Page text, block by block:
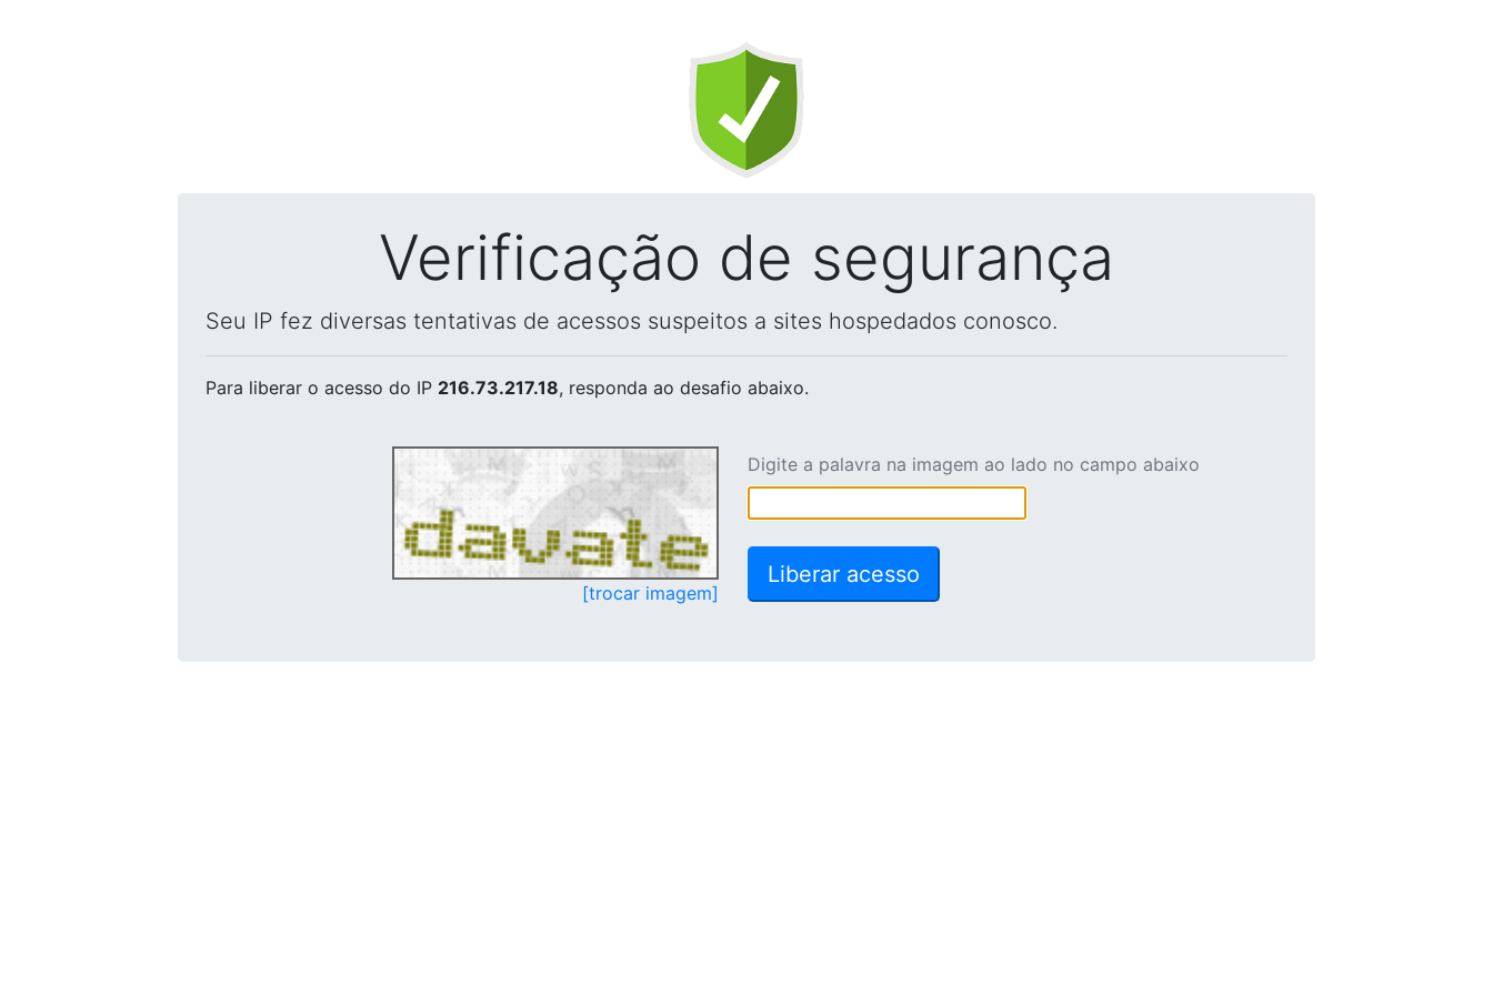
Verificação de segurança
Seu IP fez diversas tentativas de acessos suspeitos a sites hospedados conosco.
Para liberar o acesso do IP 216.73.217.18, responda ao desafio abaixo.
[trocar imagem]
Digite a palavra na imagem ao lado no campo abaixo